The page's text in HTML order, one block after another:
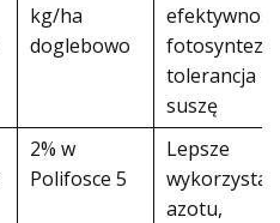
kg/ha
doglebowo
efektywność
fotosyntezy,
tolerancja
suszę
2% w
Polifosce 5
Lepsze
azotu,